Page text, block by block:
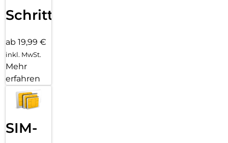
Schritten
ab 19,99 €
inkl. MwSt.
Mehr
erfahren
SIM-